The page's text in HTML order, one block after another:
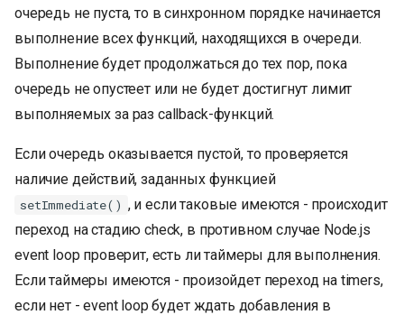
очередь не пуста, то в синхронном порядке начинается
выполнение всех функций, находящихся в очереди.
Выполнение будет продолжаться до тех пор, пока
очередь не опустеет или не будет достигнут лимит
выполняемых за раз callback-функций.
Если очередь оказывается пустой, то проверяется
наличие действий, заданных функцией
setImmediate() , и если таковые имеются - происходит
переход на стадию check, в противном случае Node.js
event loop проверит, есть ли таймеры для выполнения.
Если таймеры имеются - произойдет переход на timers,
если нет - event loop будет ждать добавления в